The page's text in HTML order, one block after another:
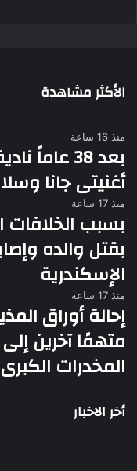
الأكثر مشاهدة
منذ 16 ساعة
بعد 38
أغنيتى جانا
منذ 17 ساعة
بسبب
بقتل والده
الإسكندرية
منذ 17 ساعة
متهمًا آخرين
المخدرات الكبرى
أخر الاخبار